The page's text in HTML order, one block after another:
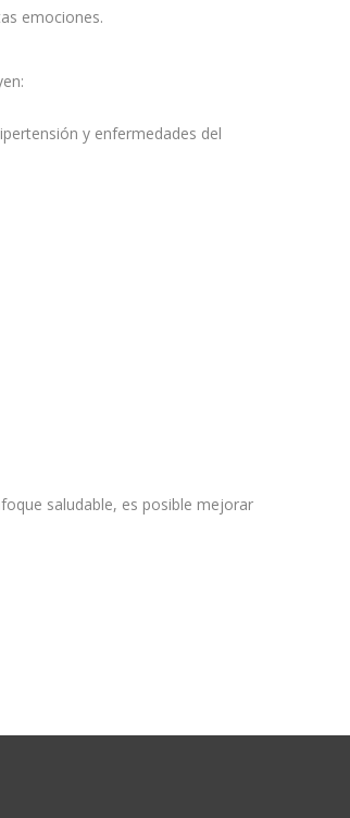
emociones.
y enfermedades del
saludable, es posible mejorar